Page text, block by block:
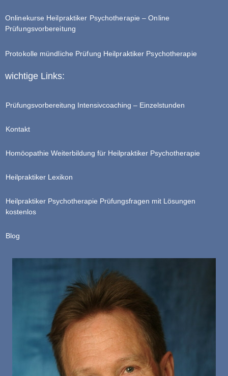
Onlinekurse Heilpraktiker Psychotherapie – Online
Prüfungsvorbereitung
Protokolle mündliche Prüfung Heilpraktiker Psychotherapie
wichtige Links:
Prüfungsvorbereitung Intensivcoaching – Einzelstunden
Kontakt
Homöopathie Weiterbildung für Heilpraktiker Psychotherapie
Heilpraktiker Lexikon
Heilpraktiker Psychotherapie Prüfungsfragen mit Lösungen
kostenlos
Blog